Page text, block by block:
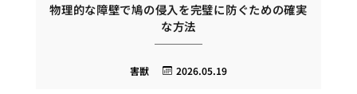
物理的な障壁で鳩の侵入を完璧に防ぐための確実
な方法
2026.05.19
害獣